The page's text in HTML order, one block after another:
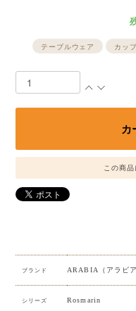
テーブルウェア カッ
この商
ブランド ARABIA（アラビア
シリーズ Rosmarin